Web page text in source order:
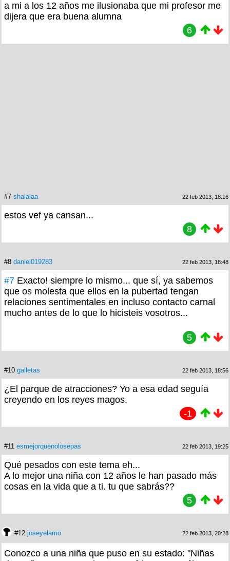
a mi a los 12 años me ilusionaba que mi profesor me
dijera que era buena alumna
6
#7 shalalaa 22 feb 2013, 18:16
estos vef ya cansan...
8
#8 daniel019283 22 feb 2013, 18:48
#7 Exacto! siempre lo mismo... que sí, ya sabemos
que os molesta que ellos en la pubertad tengan
relaciones sentimentales en incluso contacto carnal
mucho antes de lo que lo hicisteis vosotros...
5
#10 galletas 22 feb 2013, 18:56
¿El parque de atracciones? Yo a esa edad seguía
creyendo en los reyes magos.
-1
#11 esmejorquenolosepas 22 feb 2013, 19:25
Qué pesados con este tema eh...
A lo mejor una niña con 12 años le han pasado más
cosas en la vida que a ti. tu que sabrás??
5
#12 joseyelamo 22 feb 2013, 20:28
Conozco a una niña que puso en su estado: "Niñas